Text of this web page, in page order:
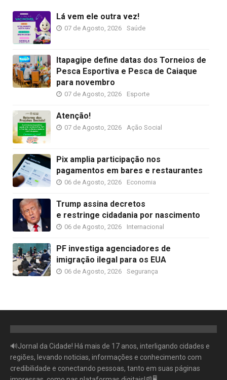
Lá vem ele outra vez!
07 de Agosto, 2026 Saúde
Itapagipe define datas dos Torneios de
Pesca Esportiva e Pesca de Caiaque
para novembro
07 de Agosto, 2026 Esporte
Atenção!
07 de Agosto, 2026 Ação Social
Pix amplia participação nos
pagamentos em bares e restaurantes
06 de Agosto, 2026 Economia
Trump assina decretos
e restringe cidadania por nascimento
06 de Agosto, 2026 Internacional
PF investiga agenciadores de
imigração ilegal para os EUA
06 de Agosto, 2026 Segurança
🔊Jornal da Cidade! Há mais de 17 anos, interligando cidades e
regiões, levando noticias, informações e conhecimento com
credibilidade e conectando pessoas, tanto em suas páginas